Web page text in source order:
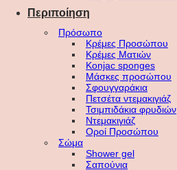
Περιποίηση
Πρόσωπο
Κρέμες Προσώπου
Κρέμες Ματιών
Konjac sponges
Μάσκες προσώπου
Σφουγγαράκια
Πετσέτα ντεμακιγιάζ
Τσιμπιδάκια φρυδιών
Ντεμακιγιάζ
Οροί Προσώπου
Σώμα
Shower gel
Σαπούνια